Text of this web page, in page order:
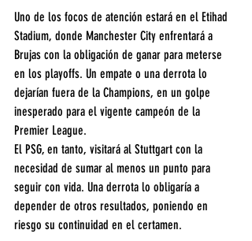
Uno de los focos de atención estará en el Etihad
Stadium, donde Manchester City enfrentará a
Brujas con la obligación de ganar para meterse
en los playoffs. Un empate o una derrota lo
dejarían fuera de la Champions, en un golpe
inesperado para el vigente campeón de la
Premier League.
El PSG, en tanto, visitará al Stuttgart con la
necesidad de sumar al menos un punto para
seguir con vida. Una derrota lo obligaría a
depender de otros resultados, poniendo en
riesgo su continuidad en el certamen.